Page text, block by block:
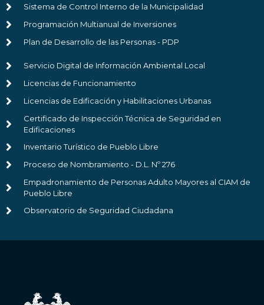
Sistema de Control Interno de la Municipalidad
Programación Multianual de Inversiones
Plan de Desarrollo de las Personas - PDP
Servicio Digital de Información Ambiental Local
Licencias de Funcionamiento
Licencias de Edificación y Habilitaciones Urbanas
Certificado de Inspección Técnica de Seguridad en
Edificaciones
Inventario Turístico de Pueblo Libre
Proceso de Nombramiento - D.L. Nº 276
Empadronamiento de Personas Adulto Mayores al CIAM de
Pueblo Libre
Observatorio de Seguridad Ciudadana